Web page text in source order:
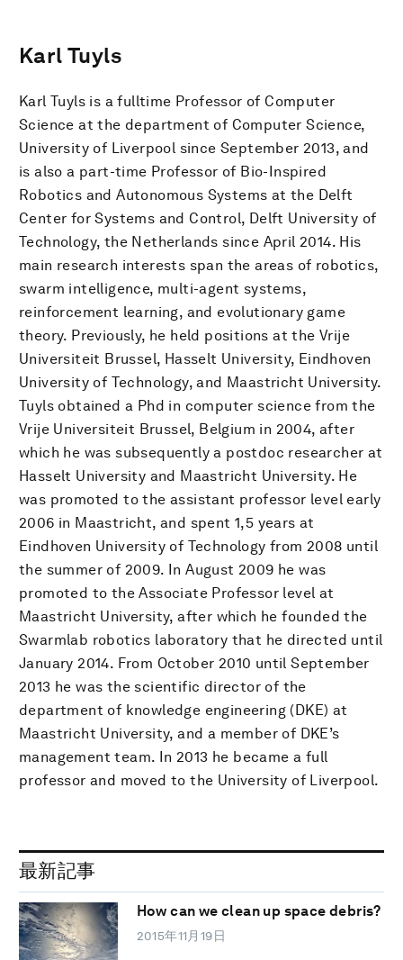
Karl Tuyls
Karl Tuyls is a fulltime Professor of Computer
Science at the department of Computer Science,
University of Liverpool since September 2013, and
is also a part-time Professor of Bio-Inspired
Robotics and Autonomous Systems at the Delft
Center for Systems and Control, Delft University of
Technology, the Netherlands since April 2014. His
main research interests span the areas of robotics,
swarm intelligence, multi-agent systems,
reinforcement learning, and evolutionary game
theory. Previously, he held positions at the Vrije
Universiteit Brussel, Hasselt University, Eindhoven
University of Technology, and Maastricht University.
Tuyls obtained a Phd in computer science from the
Vrije Universiteit Brussel, Belgium in 2004, after
which he was subsequently a postdoc researcher at
Hasselt University and Maastricht University. He
was promoted to the assistant professor level early
2006 in Maastricht, and spent 1,5 years at
Eindhoven University of Technology from 2008 until
the summer of 2009. In August 2009 he was
promoted to the Associate Professor level at
Maastricht University, after which he founded the
Swarmlab robotics laboratory that he directed until
January 2014. From October 2010 until September
2013 he was the scientific director of the
department of knowledge engineering (DKE) at
Maastricht University, and a member of DKE’s
management team. In 2013 he became a full
professor and moved to the University of Liverpool.
最新記事
How can we clean up space debris?
2015年11月19日